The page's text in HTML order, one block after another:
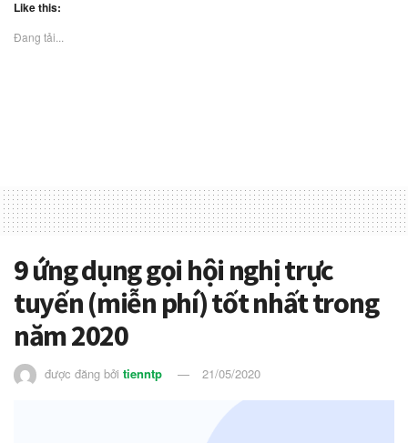
Like this:
Đang tải...
9 ứng dụng gọi hội nghị trực
tuyến (miễn phí) tốt nhất trong
năm 2020
được đăng bởi tienntp 21/05/2020